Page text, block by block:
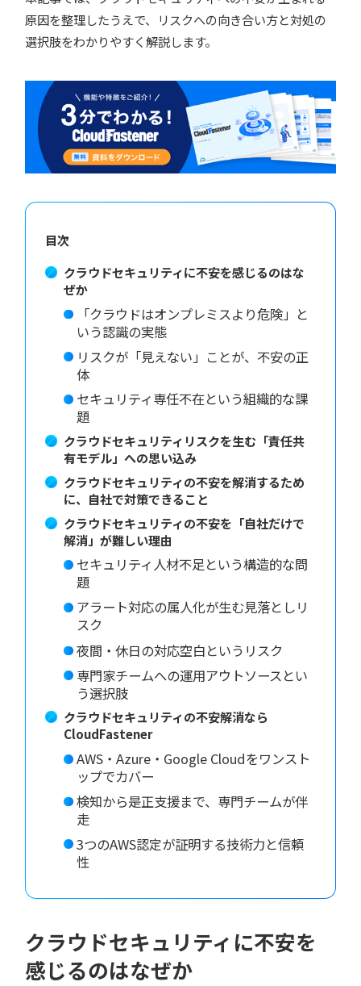
原因を整理したうえで、リスクへの向き合い方と対処の
選択肢をわかりやすく解説します。
目次
クラウドセキュリティに不安を感じるのはな
ぜか
「クラウドはオンプレミスより危険」と
いう認識の実態
リスクが「見えない」ことが、不安の正
体
セキュリティ専任不在という組織的な課
題
クラウドセキュリティリスクを生む「責任共
有モデル」への思い込み
クラウドセキュリティの不安を解消するため
に、自社で対策できること
クラウドセキュリティの不安を「自社だけで
解消」が難しい理由
セキュリティ人材不足という構造的な問
題
アラート対応の属人化が生む見落としリ
スク
夜間・休日の対応空白というリスク
専門家チームへの運用アウトソースとい
う選択肢
クラウドセキュリティの不安解消なら
CloudFastener
AWS・Azure・Google Cloudをワンスト
ップでカバー
検知から是正支援まで、専門チームが伴
走
3つのAWS認定が証明する技術力と信頼
性
クラウドセキュリティに不安を
感じるのはなぜか